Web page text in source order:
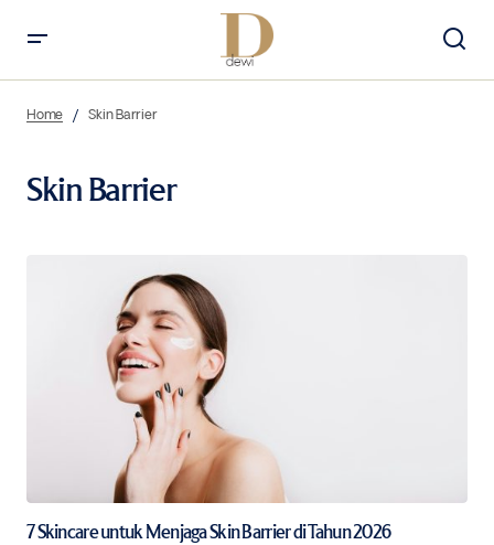
Home Skin Barrier
Skin Barrier
7 Skincare untuk Menjaga Skin Barrier di Tahun 2026